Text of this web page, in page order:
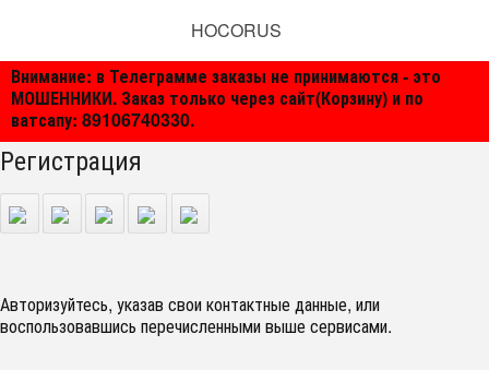
Внимание: в Телеграмме заказы не принимаются - это
МОШЕННИКИ. Заказ только через сайт(Корзину) и по
ватсапу: 89106740330.
HOCORUS
Регистрация
Авторизуйтесь, указав свои контактные данные, или
воспользовавшись перечисленными выше сервисами.